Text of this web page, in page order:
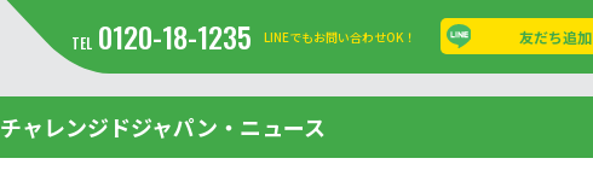
TEL 0120-18-1235 LINEでもお問い合わせOK！ 友だち追加
チャレンジドジャパン・ニュース